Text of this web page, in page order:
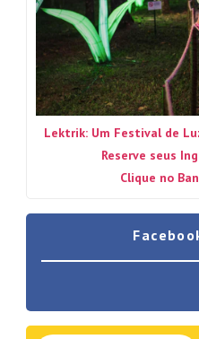
Lektrik: Um Festival de
Reserve seus
Clique no